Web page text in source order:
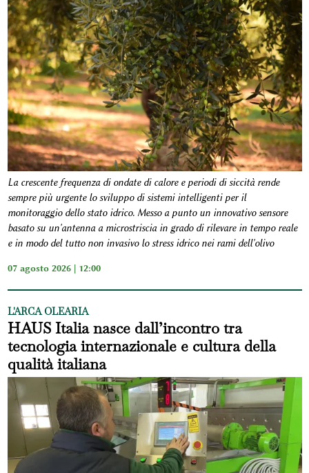
La crescente frequenza di ondate di calore e periodi di siccità rende
sempre più urgente lo sviluppo di sistemi intelligenti per il
monitoraggio dello stato idrico. Messo a punto un innovativo sensore
basato su un'antenna a microstriscia in grado di rilevare in tempo reale
e in modo del tutto non invasivo lo stress idrico nei rami dell'olivo
07 agosto 2026 | 12:00
L'ARCA OLEARIA
HAUS Italia nasce dall’incontro tra
tecnologia internazionale e cultura della
qualità italiana